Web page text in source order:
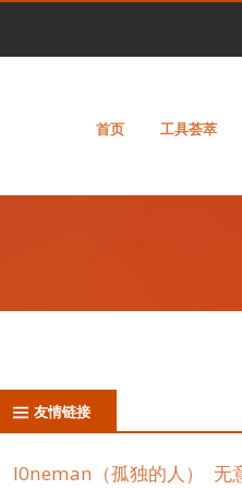
首页 工具荟萃
友情链接
l0neman（孤独的人）
无